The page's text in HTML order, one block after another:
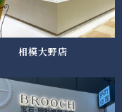
相模大野店